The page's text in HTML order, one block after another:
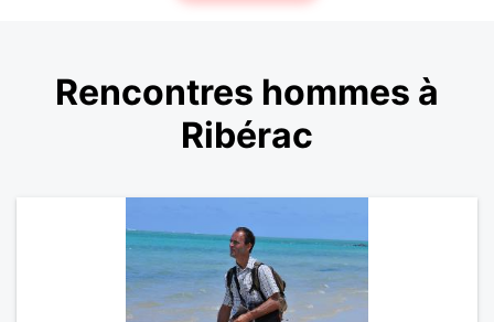
Rencontres hommes à
Ribérac